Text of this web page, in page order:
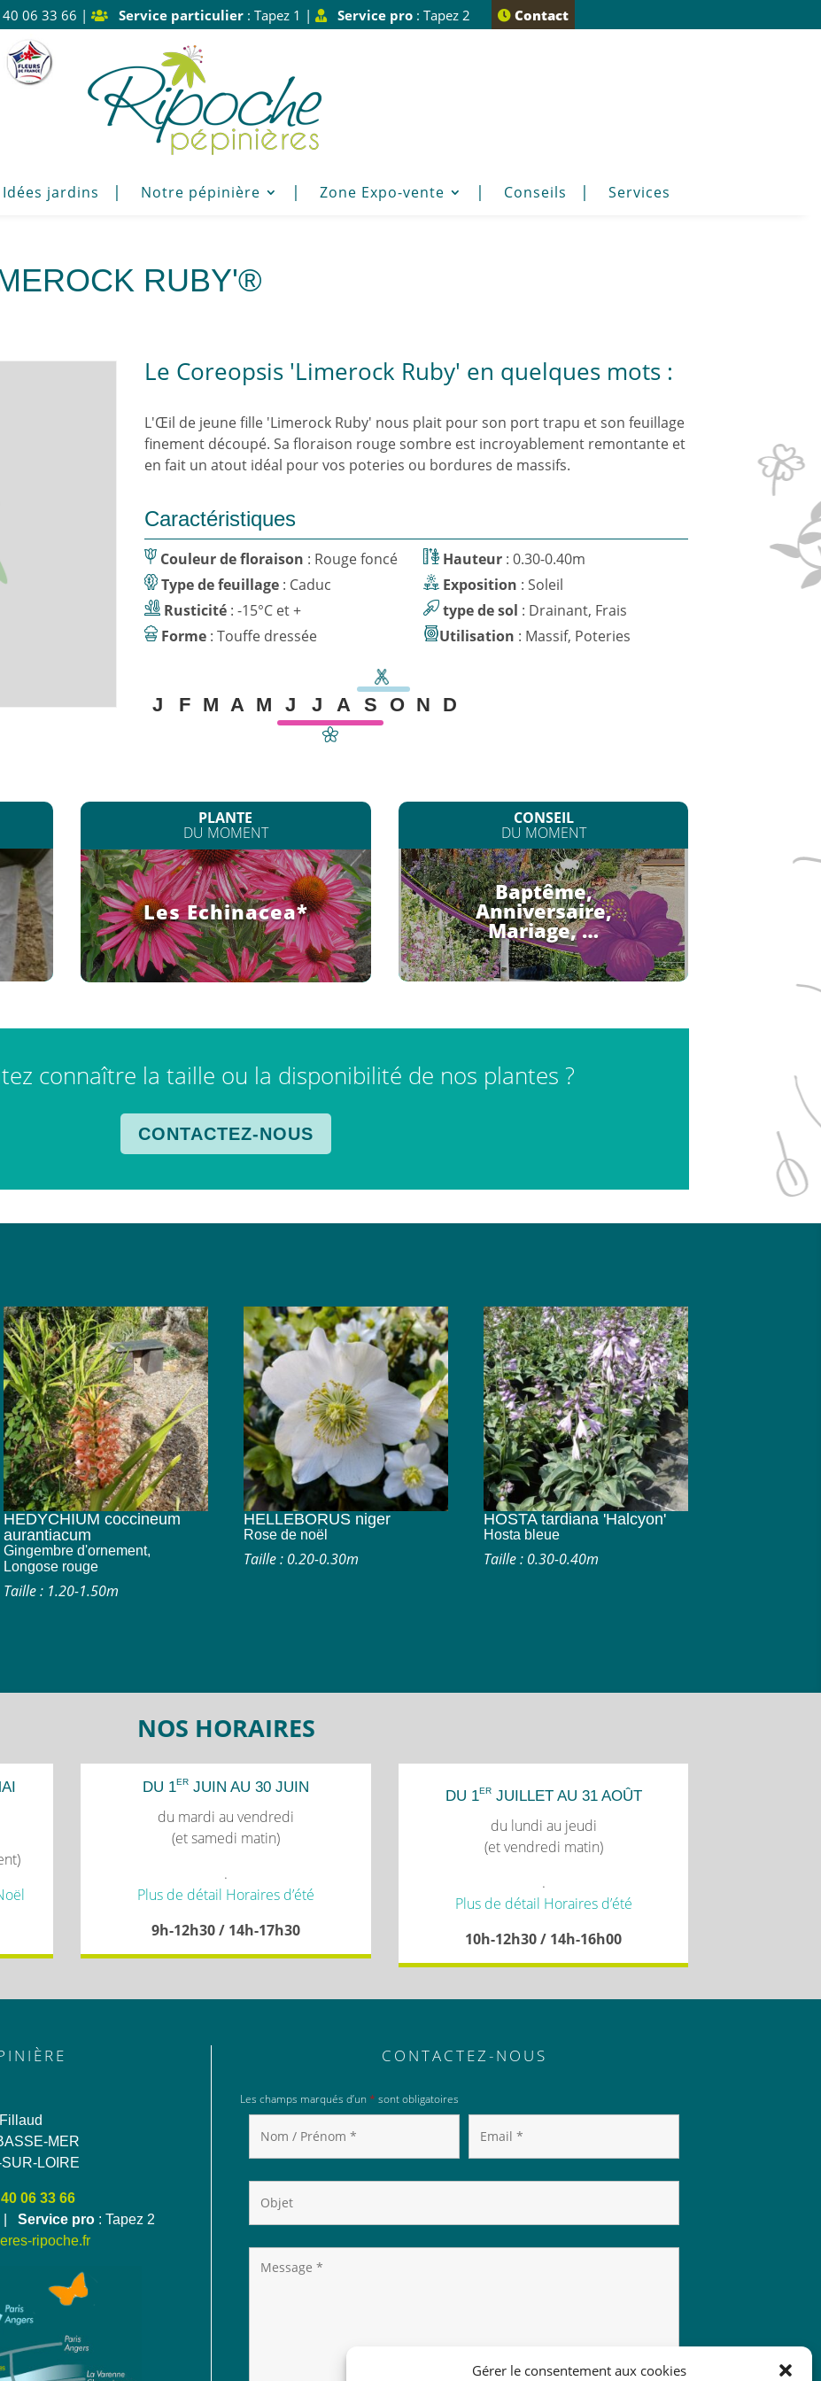
Gérer le consentement aux cookies
06 33 66 | Service particulier: Tapez 1 | Service pro: Tapez 2 Contact
Idées jardins Notre pépinière Zone Expo-vente Conseils Services
RUBY'®
Le Coreopsis 'Limerock Ruby' en quelques mots :
L'Œil de jeune fille 'Limerock Ruby' nous plait pour son port trapu et son feuillage
finement découpé. Sa floraison rouge sombre est incroyablement remontante et
en fait un atout idéal pour vos poteries ou bordures de massifs.
Caractéristiques
Couleur de floraison
: Rouge foncé
Type de feuillage : Caduc
Rusticité : -15°C et +
Forme : Touffe dressée
Hauteur : 0.30-0.40m
Exposition
: Soleil
type de sol
: Drainant, Frais
Utilisation
: Massif, Poteries
J F M A M J J A S O N D
PLANTE
DU MOMENT
Les Echinacea*
CONSEIL
DU MOMENT
Baptême,
Anniversaire,
Mariage, …
connaître la taille ou la disponibilité de nos plantes ?
CONTACTEZ-NOUS
HEDYCHIUM coccineum
aurantiacum
Gingembre d'ornement,
Longose rouge
Taille : 1.20-1.50m
HELLEBORUS niger
Rose de noël
Taille : 0.20-0.30m
HOSTA tardiana 'Halcyon'
Hosta bleue
Taille : 0.30-0.40m
NOS HORAIRES
DU 1ERJUIN AU 30 JUIN
du mardi au vendredi
(et samedi matin)
.
Plus de détail Horaires d’été
9h-12h30 / 14h-17h30
DU 1ERJUILLET AU 31 AOÛT
du lundi au jeudi
(et vendredi matin)
.
Plus de détail Horaires d’été
10h-12h30 / 14h-16h00
MER
LOIRE
06 33 66
| Service pro : Tapez 2
ripoche.fr
CONTACTEZ-NOUS
Les champs marqués d’un * sont obligatoires